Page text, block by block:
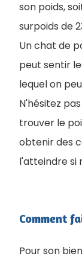
son poids,
surpoids de
Un chat de
peut sentir
lequel on
N'hésitez
trouver le
obtenir des
l'atteindre si
Comment
Pour son